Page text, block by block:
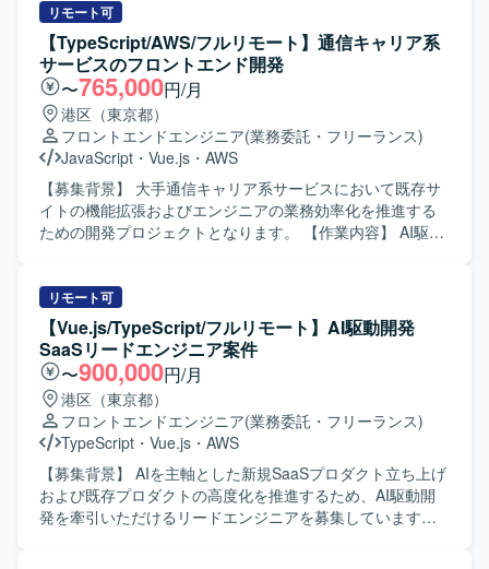
ベースは PostgreSQL を利用します。 開発言語等は
TypeScript、Vitest、Python、Django、Django REST
Framework です。
リモート可
【TypeScript/AWS/フルリモート】通信キャリア系
サービスのフロントエンド開発
〜765,000円/月
港区（東京都）
フロントエンドエンジニア(業務委託・フリーランス)
JavaScript ・ Vue.js ・ AWS
【募集背景】 大手通信キャリア系サービスにおいて既存サ
イトの機能拡張およびエンジニアの業務効率化を推進する
ための開発プロジェクトとなります。 【作業内容】 AI駆動
装、要件や依頼内容をプロンプトへ適切に落とし込み実装
へつなげる業務、アジャイル開発体制での継続的なサービ
ス改善、必要に応じた仕様整理および技術的な提案などを
行っていただきます。 【求める人物像】 AI支援ツールを積
極的に活用しながら開発を推進できる方、要望を適切に構
造化しプロンプト設計に落とし込める方、長期的なプロジ
ェクトにおいて自走してタスクを進められる方を求めてお
ります。 【ポジションの魅力】 AI駆動開発環境やGitHub
Copilotなどの最新ツールを活用しながら開発できる点が魅
力です。通信キャリア系サービスという大規模なサービス
に継続的に関わりながら、アジャイル体制のもとサービス
リモート可
【Vue.js/TypeScript/フルリモート】AI駆動開発
SaaSリードエンジニア案件
〜900,000円/月
港区（東京都）
フロントエンドエンジニア(業務委託・フリーランス)
TypeScript ・ Vue.js ・ AWS
【募集背景】 AIを主軸とした新規SaaSプロダクト立ち上げ
および既存プロダクトの高度化を推進するため、AI駆動開
発を牽引いただけるリードエンジニアを募集しています。